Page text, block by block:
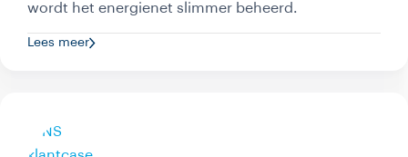
wordt het energienet slimmer beheerd.
Lees meer